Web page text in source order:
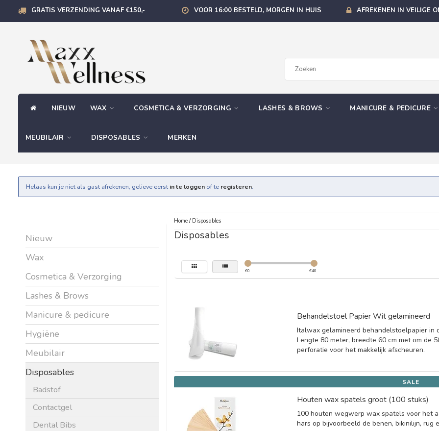
GRATIS VERZENDING VANAF €150,- VOOR 16:00 BESTELD, MORGEN IN HUIS AFREKENEN IN VEILIGE
NIEUW WAX COSMETICA & VERZORGING LASHES & BROWS MANICURE & PEDICURE
MEUBILAIR DISPOSABLES MERKEN
Helaas kun je niet als gast afrekenen, gelieve eerst in te loggen of te registeren.
Nieuw
Wax
Cosmetica & Verzorging
Lashes & Brows
Manicure & pedicure
Hygiëne
Meubilair
Disposables
Badstof
Contactgel
Dental Bibs
Home/ Disposables
Disposables
€0 €40
Behandelstoel Papier Wit gelamineerd
Italwax gelamineerd behandelstoelpapier in
Lengte 80 meter, breedte 60 cm met om de
perforatie voor het makkelijk afscheuren.
SALE
Houten wax spatels groot (100 stuks)
100 houten wegwerp wax spatels voor het
hars op bijvoorbeeld de benen, bikinilijn, rug